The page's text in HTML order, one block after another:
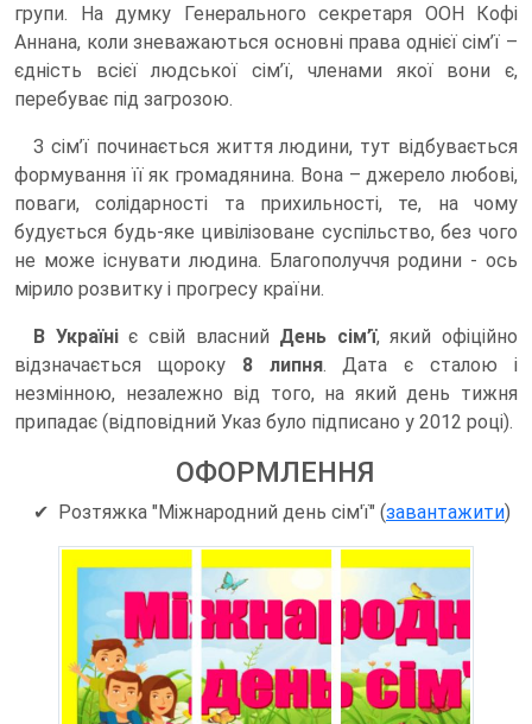
групи. На думку Генерального секретаря ООН Кофі
Аннана, коли зневажаються основні права однієї сім’ї –
єдність всієї людської сім’ї, членами якої вони є,
перебуває під загрозою.
З сім’ї починається життя людини, тут відбувається
формування її як громадянина. Вона – джерело любові,
поваги, солідарності та прихильності, те, на чому
будується будь-яке цивілізоване суспільство, без чого
не може існувати людина. Благополуччя родини - ось
мірило розвитку і прогресу країни.
В Україніє свій власний День сім’ї, який офіційно
відзначається щороку 8 липня. Дата є сталою і
незмінною, незалежно від того, на який день тижня
припадає (відповідний Указ було підписано у 2012 році).
ОФОРМЛЕННЯ
✔ Розтяжка "Міжнародний день сім'ї" (завантажити)